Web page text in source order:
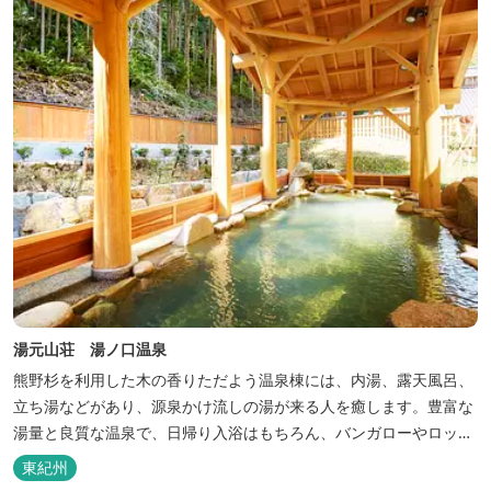
湯元山荘 湯ノ口温泉
熊野杉を利用した木の香りただよう温泉棟には、内湯、露天風呂、
立ち湯などがあり、源泉かけ流しの湯が来る人を癒します。豊富な
湯量と良質な温泉で、日帰り入浴はもちろん、バンガローやロッジ
などの宿泊施設も備えているので、宿泊しながらゆったりと温泉を
楽しむ人も多いです。
東紀州